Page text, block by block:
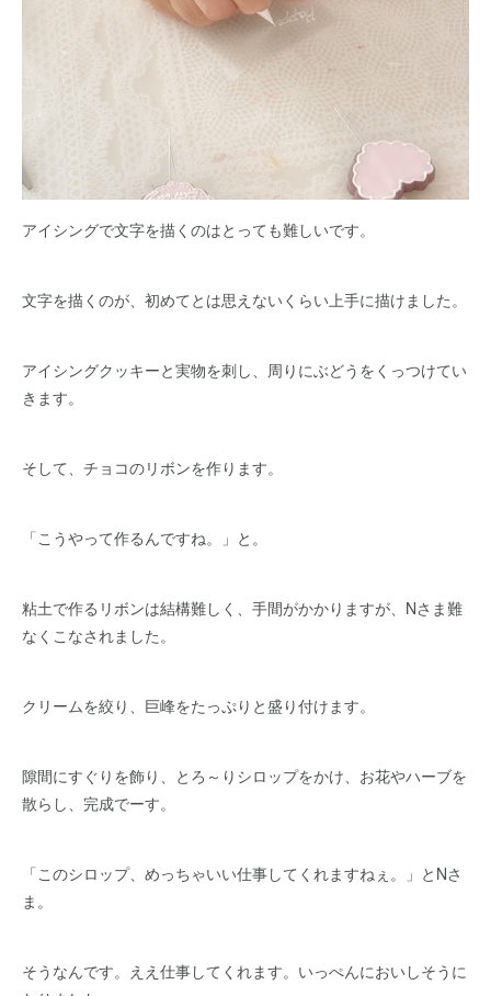
アイシングで文字を描くのはとっても難しいです。
文字を描くのが、初めてとは思えないくらい上手に描けました。
アイシングクッキーと実物を刺し、周りにぶどうをくっつけてい
きます。
そして、チョコのリボンを作ります。
「こうやって作るんですね。」と。
粘土で作るリボンは結構難しく、手間がかかりますが、Nさま難
なくこなされました。
クリームを絞り、巨峰をたっぷりと盛り付けます。
隙間にすぐりを飾り、とろ～りシロップをかけ、お花やハーブを
散らし、完成でーす。
「このシロップ、めっちゃいい仕事してくれますねぇ。」とNさ
ま。
そうなんです。ええ仕事してくれます。いっぺんにおいしそうに